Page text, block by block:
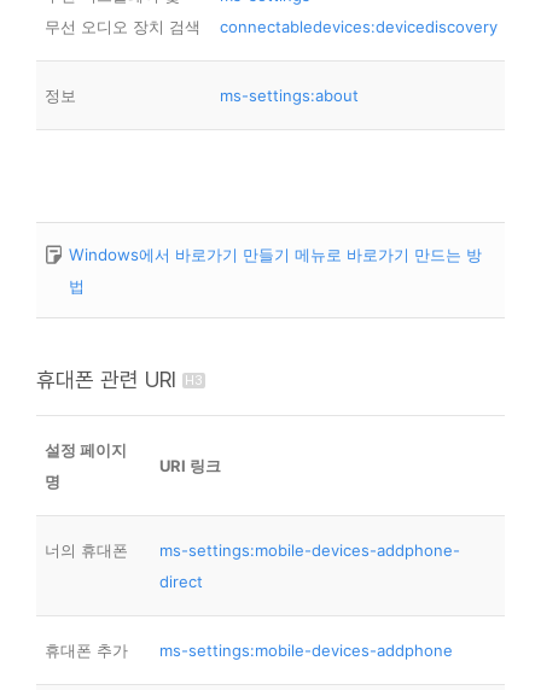
무선 오디오 장치 검색
connectabledevices:devicediscovery
정보 ms-settings:about
Windows에서 바로가기 만들기 메뉴로 바로가기 만드는 방
법
휴대폰 관련 URI
설정 페이지
명
URI 링크
너의 휴대폰
ms-settings:mobile-devices-addphone-
direct
휴대폰 추가 ms-settings:mobile-devices-addphone